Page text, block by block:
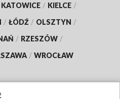
KATOWICE / KIELCE /
/ ŁÓDŹ / OLSZTYN /
/ RZESZÓW /
/ WROCŁAW